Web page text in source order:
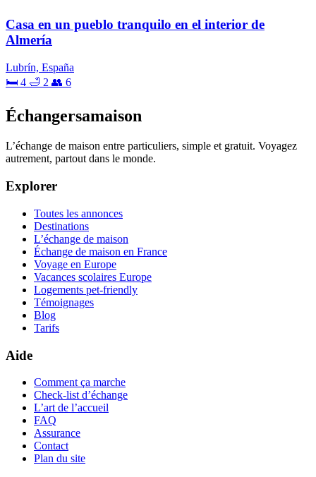
Casa en un pueblo tranquilo en el interior de
Almería
Lubrín, España
🛏 4 🛁 2 👥 6
Échangersamaison
L’échange de maison entre particuliers, simple et gratuit. Voyagez
autrement, partout dans le monde.
Explorer
Toutes les annonces
Destinations
L’échange de maison
Échange de maison en France
Voyage en Europe
Vacances scolaires Europe
Logements pet-friendly
Témoignages
Blog
Tarifs
Aide
Comment ça marche
Check-list d’échange
L’art de l’accueil
FAQ
Assurance
Contact
Plan du site